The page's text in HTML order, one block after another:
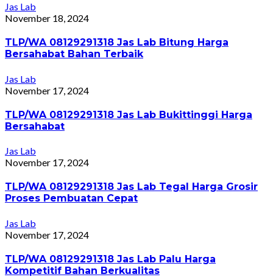
Jas Lab
November 18, 2024
TLP/WA 08129291318 Jas Lab Bitung Harga
Bersahabat Bahan Terbaik
Jas Lab
November 17, 2024
TLP/WA 08129291318 Jas Lab Bukittinggi Harga
Bersahabat
Jas Lab
November 17, 2024
TLP/WA 08129291318 Jas Lab Tegal Harga Grosir
Proses Pembuatan Cepat
Jas Lab
November 17, 2024
TLP/WA 08129291318 Jas Lab Palu Harga
Kompetitif Bahan Berkualitas